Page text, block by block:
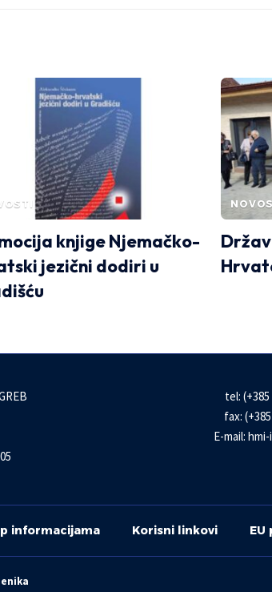
knjige Njemačko-
jezični dodiri u
tel: (+385
fax:
E-mail:
informacijama Korisni linkovi